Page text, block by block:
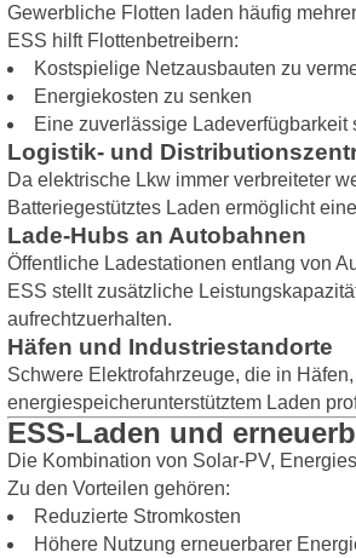
Gewerbliche Flotten laden häufig
ESS hilft Flottenbetreibern:
Kostspielige Netzausbauten zu
Energiekosten zu senken
Eine zuverlässige Ladeverfügbarkeit
Logistik- und
Da elektrische Lkw immer verbreiteter
Batteriegestütztes Laden ermöglicht
Lade-Hubs an Autobahnen
Öffentliche Ladestationen entlang von
ESS stellt zusätzliche
aufrechtzuerhalten.
Häfen und Industriestandorte
Schwere Elektrofahrzeuge, die in
energiespeicherunterstütztem Laden
ESS-Laden und
Die Kombination von Solar-PV,
Zu den Vorteilen gehören:
Reduzierte Stromkosten
Höhere Nutzung erneuerbarer